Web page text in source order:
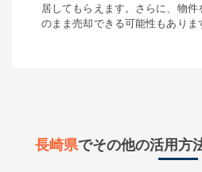
居してもらえます。さらに、物
のまま売却できる可能性もありま
長崎県でその他の活用方